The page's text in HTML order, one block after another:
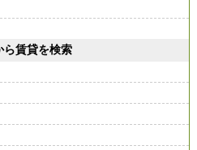
ら賃貸を検索